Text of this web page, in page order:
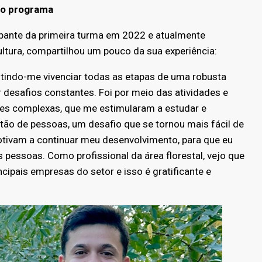
programa
da primeira turma em 2022 e atualmente
compartilhou um pouco da sua experiência:
me vivenciar todas as etapas de uma robusta
constantes. Foi por meio das atividades e
complexas, que me estimularam a estudar e
de pessoas, um desafio que se tornou mais fácil de
a continuar meu desenvolvimento, para que eu
Como profissional da área florestal, vejo que
empresas do setor e isso é gratificante e